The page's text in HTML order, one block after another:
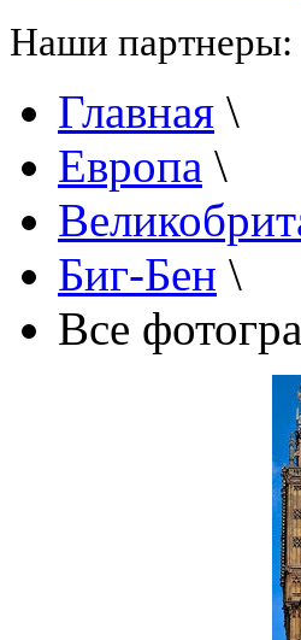
Наши партнеры:
Главная \
Европа \
Биг-Бен \
Все